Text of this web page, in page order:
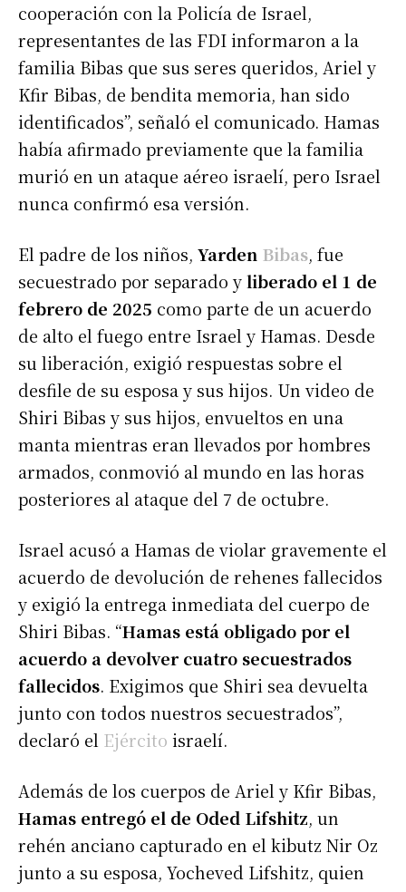
cooperación con la Policía de Israel,
representantes de las FDI informaron a la
familia Bibas que sus seres queridos, Ariel y
Kfir Bibas, de bendita memoria, han sido
identificados”, señaló el comunicado. Hamas
había afirmado previamente que la familia
murió en un ataque aéreo israelí, pero Israel
nunca confirmó esa versión.
El padre de los niños, Yarden Bibas, fue
secuestrado por separado yliberado el 1 de
febrero de 2025 como parte de un acuerdo
de alto el fuego entre Israel y Hamas. Desde
su liberación, exigió respuestas sobre el
desfile de su esposa y sus hijos. Un video de
Shiri Bibas y sus hijos, envueltos en una
manta mientras eran llevados por hombres
armados, conmovió al mundo en las horas
posteriores al ataque del 7 de octubre.
Israel acusó a Hamas de violar gravemente el
acuerdo de devolución de rehenes fallecidos
y exigió la entrega inmediata del cuerpo de
Shiri Bibas. “Hamas está obligado por el
acuerdo a devolver cuatro secuestrados
fallecidos. Exigimos que Shiri sea devuelta
junto con todos nuestros secuestrados”,
declaró el Ejército israelí.
Además de los cuerpos de Ariel y Kfir Bibas,
Hamas entregó el de Oded Lifshitz, un
rehén anciano capturado en el kibutz Nir Oz
junto a su esposa, Yocheved Lifshitz, quien